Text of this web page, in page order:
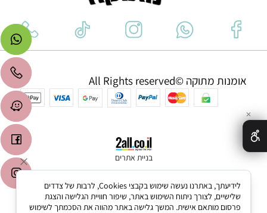
אומנות מתוקה ©All Rights reserved
בניית אתרים
✕
לידיעתך, באתרנו נעשה שימוש בקבצי Cookies, לרבות של צדדים
שלישיים, לצורך ניתוח השימוש באתר, שיפור חוויית הגלישה והצגת
פרסום מותאם אישית. המשך גלישה באתר מהווה את הסכמתך לשימוש